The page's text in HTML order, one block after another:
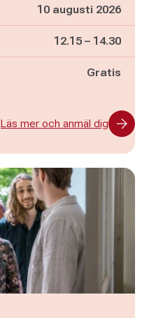
10 augusti 2026
Pågår mellan
12.15 – och
14.30
Gratis
Läs mer och anmäl dig